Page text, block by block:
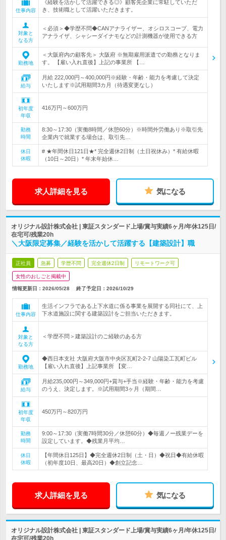
仕事内容
《経験を活かして活躍できる◎》顧客先企業に常駐していただ
き、技術職として活躍いただきます。
対象と
なる方
＜必須＞◆学歴不問◆CANアナライザー、オシロスコープ、電力
アナライザ、シャシーダイナモなどの計測機器が使用できる方
勤務地
＜大阪府内の顧客先＞ 大阪府 ※無期雇用派遣での勤務となりま
す。 【雇い入れ直後】上記の事業所 【…
給与
月給 222,000円～400,000円※経験・年齢・能力を考慮して決定
いたします※試用期間3カ月（待遇変更なし）
初年度
年収
416万円～600万円
勤務
時間
8:30～17:30（実働8時間／休憩60分）※時間外労働あり※取引先
企業内で就業する場合は、取引先…
休日
休暇
# ★年間休日121日★* 完全週休2日制（土日祝休み）* 有給休暇
（10日～20日）* 年末年始休…
求人詳細を見る 気になる
オリジナル設計株式会社 | 東証スタンダード上場/賞与実績6ヶ月/年休125日/
在宅可/残業20h
＼大阪限定募集／経験を活かして活躍する【建築設計】職
正社員 急募 学歴不問 完全週休2日制 リモートワーク可
女性のおしごと掲載中
情報更新日：2026/05/28 終了予定日： 2026/10/29
仕事内容
生活インフラである上下水道に係る事業を展開する同社にて、上
下水道施設に関する建築設計をご担当いただきます。
対象と
なる方
＜学歴不問＞建築設計のご経験のある方
勤務地
◆西日本支社 大阪府大阪市中央区瓦町2-2-7 山陽染工瓦町ビル
【雇い入れ直後】上記事業所 【変…
給与
月給235,000円～349,000円+賞与+手当※経験・年齢・能力を考慮
のうえ、決定します。※試用期間3ヶ月（期間…
初年度
年収
450万円～820万円
勤務
時間
9:00～17:30（実働7時間30分／休憩60分）◆毎週ノー残業デーを
設定しています。◆残業月平均…
休日
休暇
【年間休日125日】◆完全週休2日制（土・日）◆祝日◆有給休暇
（初年度10日、最高20日）◆創立記念…
求人詳細を見る 気になる
オリジナル設計株式会社 | 東証スタンダード上場/賞与実績6ヶ月/年休125日/
在宅可/残業20h